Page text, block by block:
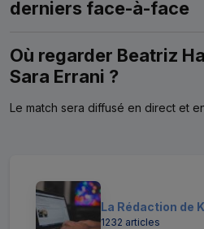
derniers face-à-face
Où regarder Beatriz
Sara Errani ?
Le match sera diffusé en direct et
La Rédaction de
1232 articles